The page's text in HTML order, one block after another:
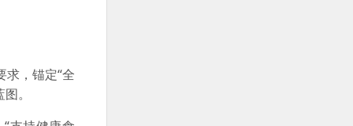
，锚定“全
。